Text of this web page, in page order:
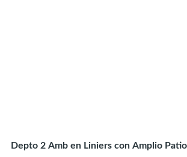
Depto 2 Amb en Liniers con Amplio Patio